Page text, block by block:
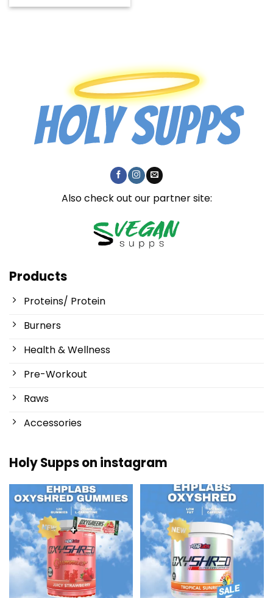
was: is:
Also check out our partner site:
Products
Proteins/ Protein
Burners
Health & Wellness
Pre-Workout
Raws
Accessories
Holy Supps on instagram
New at Holy Supps 🍬⚡
The OxyShred Gummies from...
3 0
Low in fat and 150mg of caffeine
per serving! ⚡...
0 2